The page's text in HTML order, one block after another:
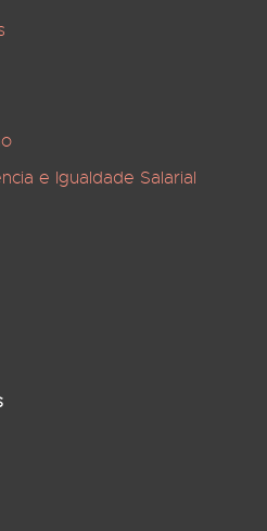
e Igualdade Salarial